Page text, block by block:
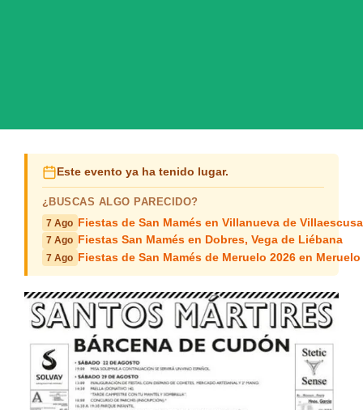
Este evento ya ha tenido lugar.
¿BUSCAS ALGO PARECIDO?
7 Ago Fiestas de San Mamés en Villanueva de
7 Ago Fiestas San Mamés en Dobres, Vega de Liébana
7 Ago Fiestas de San Mamés de Meruelo 2026 en Meruelo